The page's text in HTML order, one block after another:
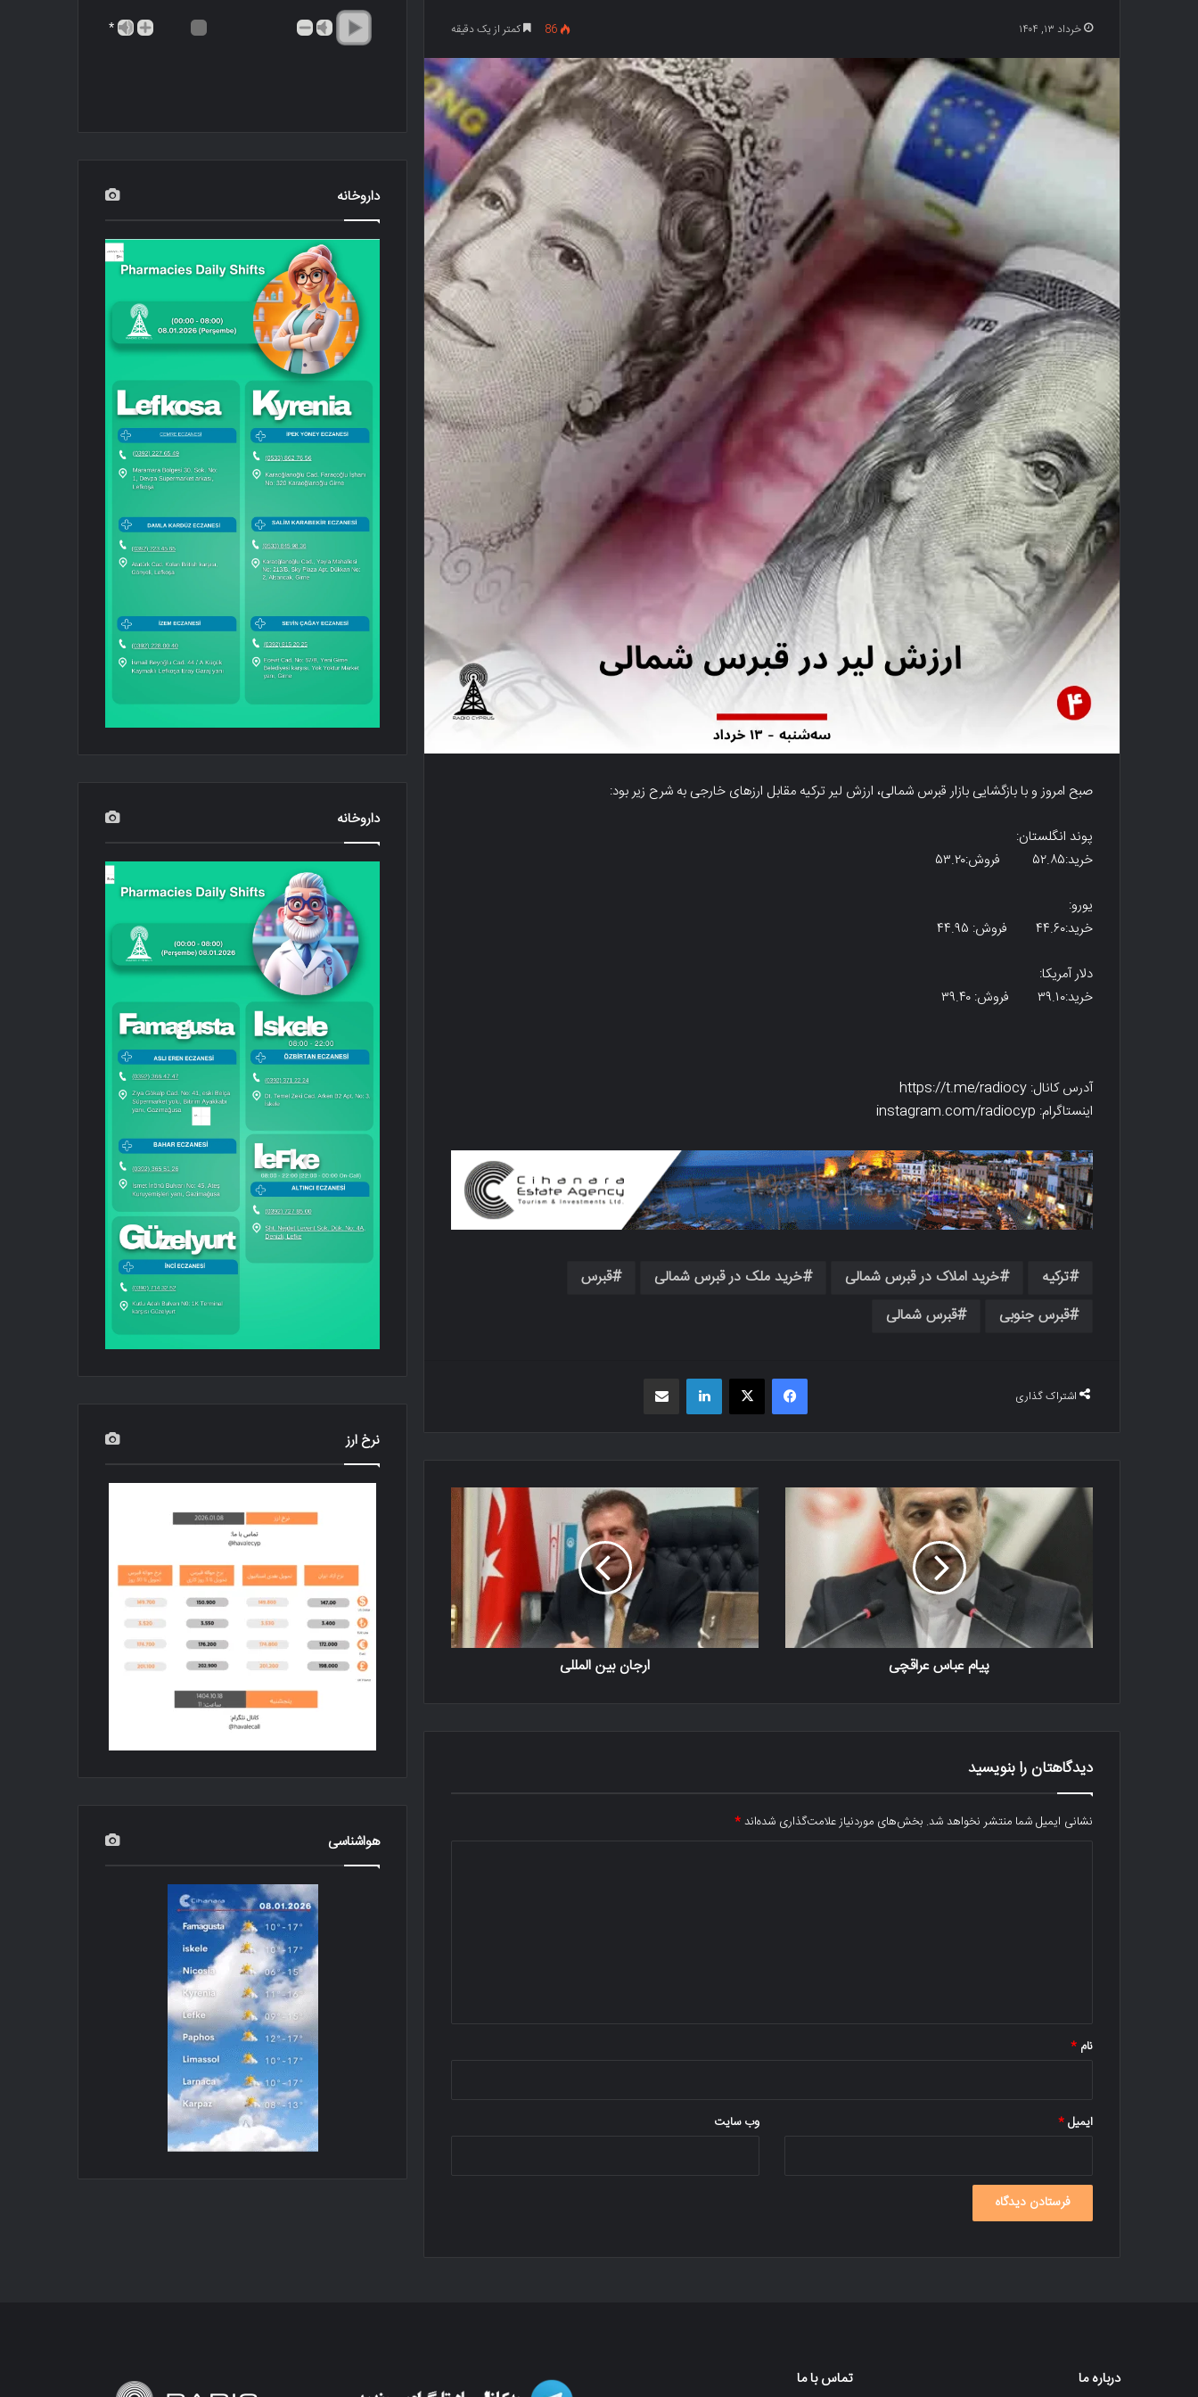
خرداد ۱۳, ۱۴۰۴ 86 کمتر از یک دقیقه
صبح امروز و با بازگشایی بازار قبرس شمالی، ارزش لیر ترکیه مقابل ارزهای خارجی به شرح زیر بود:
پوند انگلستان:
خرید:۵۲.۸۵ فروش:۵۳.۲۰
یورو:
خرید:۴۴.۶۰ فروش: ۴۴.۹۵
دلار آمریکا:
خرید:۳۹.۱۰ فروش: ۳۹.۴۰
آدرس کانال: https://t.me/radiocy
اینستاگرام: instagram.com/radiocyp
ترکیه خرید املاک در قبرس شمالی خرید ملک در قبرس شمالی
قبرس
قبرس جنوبی
قبرس شمالی
اشتراک گذاری
فیسبوک X
پیام عباس عراقچی ارجان بین المللی
دیدگاهتان را بنویسید
نشانی ایمیل شما منتشر نخواهد شد. بخش‌های موردنیاز علامت‌گذاری شده‌اند*
نام *
ایمیل* وب‌ سایت
*
داروخانه
داروخانه
نرخ ارز
هواشناسی
درباره ما تماس با ما